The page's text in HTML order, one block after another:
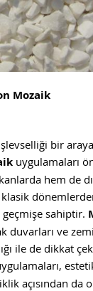
Mozaik
bir
uygulamaları
hem de
klasik
sahiptir.
duvarları ve
ile de dikkat
açısından da